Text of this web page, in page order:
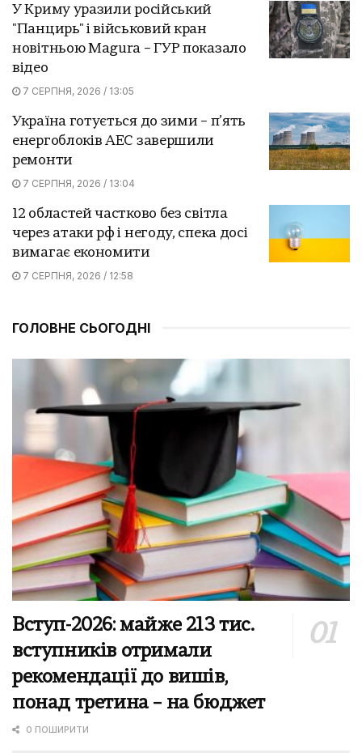
У Криму уразили російський
"Панцирь" і військовий кран
новітньою Magura – ГУР показало
відео
7 СЕРПНЯ, 2026 / 13:05
Україна готується до зими – п’ять
енергоблоків АЕС завершили
ремонти
7 СЕРПНЯ, 2026 / 13:04
12 областей частково без світла
через атаки рф і негоду, спека досі
вимагає економити
7 СЕРПНЯ, 2026 / 12:58
ГОЛОВНЕ СЬОГОДНІ
Вступ-2026: майже 213 тис.
вступників отримали
рекомендації до вишів,
понад третина – на бюджет
0 ПОШИРИТИ